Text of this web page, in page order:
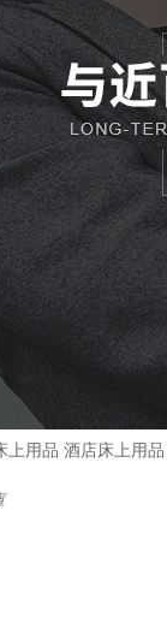
上用品 酒店床上用品